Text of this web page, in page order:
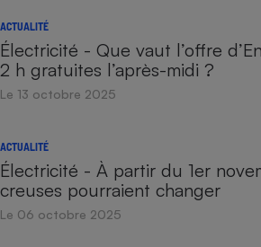
ACTUALITÉ
Électricité - Que vaut l’offre
2 h gratuites l’après-midi ?
Le 13 octobre 2025
ACTUALITÉ
Électricité - À partir du 1er
creuses pourraient changer
Le 06 octobre 2025